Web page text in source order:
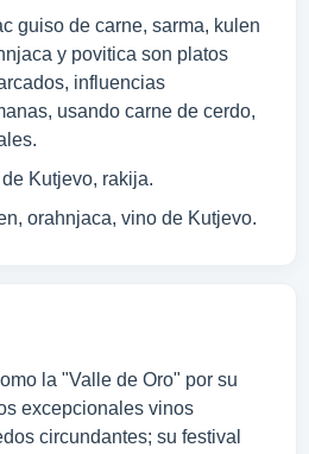
guiso de carne, sarma, kulen
y povitica son platos
influencias
usando carne de cerdo,
Kutjevo, rakija.
orahnjaca, vino de Kutjevo.
la "Valle de Oro" por su
excepcionales vinos
circundantes; su festival